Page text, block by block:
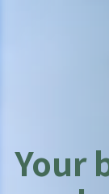
Your